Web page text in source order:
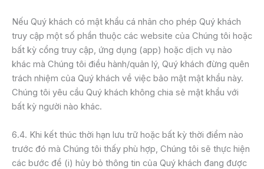
Nếu Quý khách có mật khẩu cá nhân cho phép Quý khách
truy cập một số phần thuộc các website của Chúng tôi hoặc
bất kỳ cổng truy cập, ứng dụng (app) hoặc dịch vụ nào
khác mà Chúng tôi điều hành/quản lý, Quý khách đừng quên
trách nhiệm của Quý khách về việc bảo mật mật khẩu này.
Chúng tôi yêu cầu Quý khách không chia sẻ mật khẩu với
bất kỳ người nào khác.
6.4. Khi kết thúc thời hạn lưu trữ hoặc bất kỳ thời điểm nào
trước đó mà Chúng tôi thấy phù hợp, Chúng tôi sẽ thực hiện
các bước để (i) hủy bỏ thông tin của Quý khách đang được